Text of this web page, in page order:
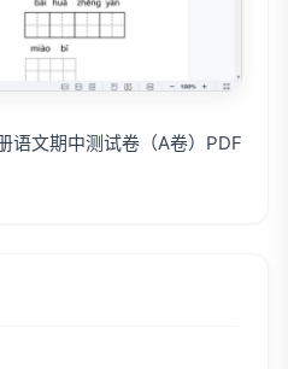
语文期中测试卷（A卷）PDF